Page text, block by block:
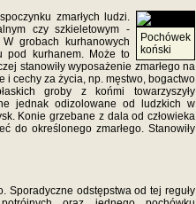
Pochówek
koński
zmarłych ludzi.
czy szkieletowym -
grobach kurhanowych
pod kurhanem. Może to
stanowiły wyposażenie zmarłego na
i cechy za życia, np. męstwo, bogactwo
groby z końmi towarzyszyły
jednak odizolowane od ludzkich w
Konie grzebane z dala od człowieka
do określonego zmarłego. Stanowiły
Sporadyczne odstępstwa od tej reguły